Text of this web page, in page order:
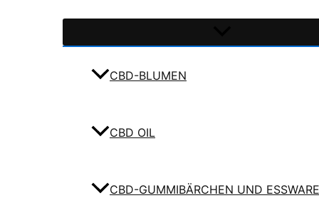
CBD-BLUMEN
CBD OIL
CBD-GUMMIBÄRCHEN UND